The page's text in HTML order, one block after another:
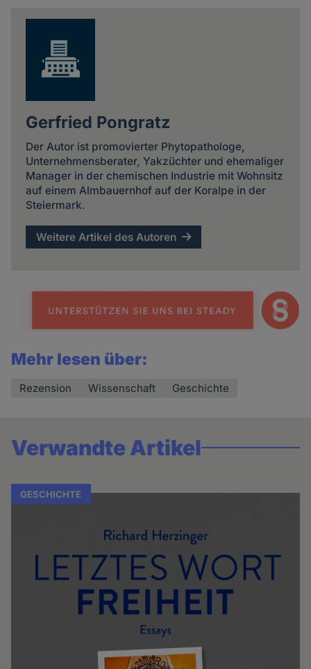
Gerfried Pongratz
Der Autor ist promovierter Phytopathologe,
Unternehmensberater, Yakzüchter und ehemaliger
Manager in der chemischen Industrie mit Wohnsitz
auf einem Almbauernhof auf der Koralpe in der
Steiermark.
Weitere Artikel des Autoren
Mehr lesen über:
Rezension Wissenschaft Geschichte
Verwandte Artikel
GESCHICHTE